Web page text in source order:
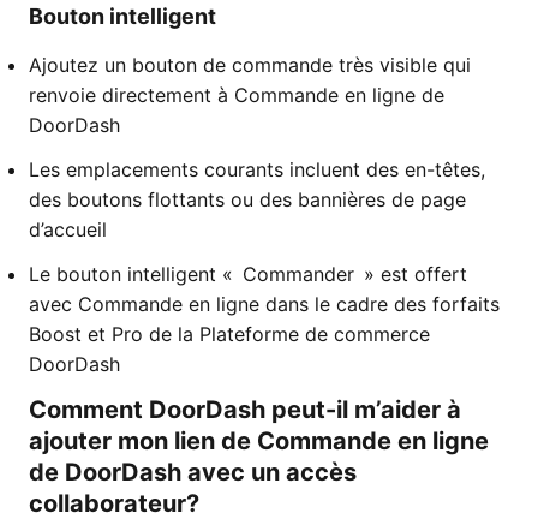
Bouton intelligent
Ajoutez un bouton de commande très visible qui
renvoie directement à Commande en ligne de
DoorDash
Les emplacements courants incluent des en-têtes,
des boutons flottants ou des bannières de page
d’accueil
Le bouton intelligent « Commander » est offert
avec Commande en ligne dans le cadre des forfaits
Boost et Pro de la Plateforme de commerce
DoorDash
Comment DoorDash peut-il m’aider à
ajouter mon lien de Commande en ligne
de DoorDash avec un accès
collaborateur?